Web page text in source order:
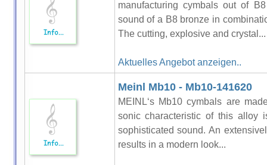
manufacturing cymbals out of
sound of a B8 bronze in
The cutting, explosive and crystal...
Aktuelles Angebot anzeigen..
Meinl Mb10 - Mb10-141620
MEINL‘s Mb10 cymbals are
sonic characteristic of this alloy
sophisticated sound. An
results in a modern look...